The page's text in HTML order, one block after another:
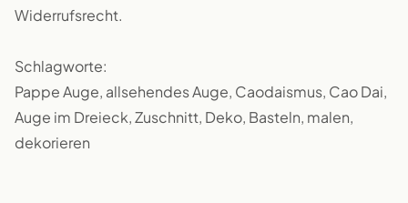
Widerrufsrecht.
Schlagworte:
Pappe Auge, allsehendes Auge, Caodaismus, Cao Dai,
Auge im Dreieck, Zuschnitt, Deko, Basteln, malen,
dekorieren